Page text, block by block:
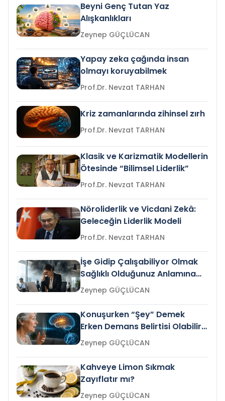
Beyni Genç Tutan Yaz
Alışkanlıkları
Zeynep GÜÇLÜCAN
Yapay zeka çağında insan
olmayı koruyabilmek
Prof.Dr. Nevzat TARHAN
Kriz zamanlarında zihinsel zırh
Prof.Dr. Nevzat TARHAN
Klasik ve Karizmatik Modellerin
Ötesinde “Bilimsel Liderlik”
Prof.Dr. Nevzat TARHAN
Nöroliderlik ve Vicdani Zekâ:
Geleceğin Liderlik Modeli
Prof.Dr. Nevzat TARHAN
İşe Gidip Çalışabiliyor Olmak
Sağlıklı Olduğunuz Anlamına
Gelir mi?Zeynep GÜÇLÜCAN
Konuşurken “Şey” Demek
Erken Demans Belirtisi Olabilir
mi?
Zeynep GÜÇLÜCAN
Kahveye Limon Sıkmak
Zayıflatır mı?
Zeynep GÜÇLÜCAN